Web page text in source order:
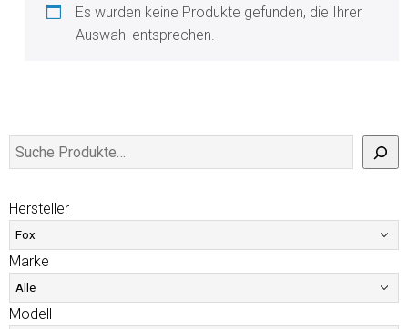
Es wurden keine Produkte gefunden, die Ihrer
Auswahl entsprechen.
Hersteller
Marke
Modell